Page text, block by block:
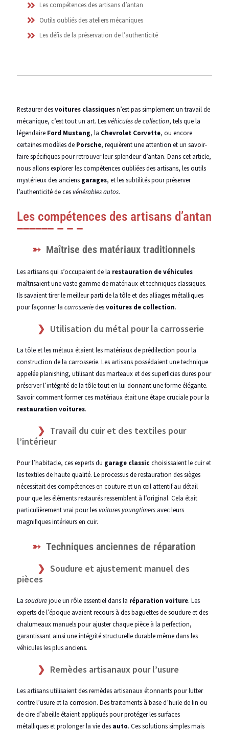
Les compétences des artisans d’antan
Outils oubliés des ateliers mécaniques
Les défis de la préservation de l’authenticité
Restaurer desvoitures classiquesn’est pas simplement un travail de
mécanique, c’est tout un art. Lesvéhicules de collection, tels que la
légendaire Ford Mustang, la Chevrolet Corvette, ou encore
certaines modèles de Porsche, requièrent une attention et un savoir-
faire spécifiques pour retrouver leur splendeur d’antan. Dans cet article,
nous allons explorer les compétences oubliées des artisans, les outils
mystérieux des anciens garages, et les subtilités pour préserver
l’authenticité de cesvénérables autos.
Les compétences des artisans d’antan
Maîtrise des matériaux traditionnels
Les artisans qui s’occupaient de la restauration de véhicules
maîtrisaient une vaste gamme de matériaux et techniques classiques.
Ils savaient tirer le meilleur parti de la tôle et des alliages métalliques
pour façonner la carrosseriedesvoitures de collection.
Utilisation du métal pour la carrosserie
La tôle et les métaux étaient les matériaux de prédilection pour la
construction de la carrosserie. Les artisans possédaient une technique
appelée planishing, utilisant des marteaux et des superficies dures pour
préserver l’intégrité de la tôle tout en lui donnant une forme élégante.
Savoir comment former ces matériaux était une étape cruciale pour la
restauration voitures.
Travail du cuir et des textiles pour
l’intérieur
Pour l’habitacle, ces experts du garage classic choisissaient le cuir et
les textiles de haute qualité. Le processus de restauration des sièges
nécessitait des compétences en couture et un œil attentif au détail
pour que les éléments restaurés ressemblent à l’original. Cela était
particulièrement vrai pour lesvoitures youngtimersavec leurs
magnifiques intérieurs en cuir.
Techniques anciennes de réparation
Soudure et ajustement manuel des
pièces
La soudurejoue un rôle essentiel dans la réparation voiture. Les
experts de l’époque avaient recours à des baguettes de soudure et des
chalumeaux manuels pour ajuster chaque pièce à la perfection,
garantissant ainsi une intégrité structurelle durable même dans les
véhicules les plus anciens.
Remèdes artisanaux pour l’usure
Les artisans utilisaient des remèdes artisanaux étonnants pour lutter
contre l’usure et la corrosion. Des traitements à base d’huile de lin ou
de cire d’abeille étaient appliqués pour protéger les surfaces
métalliques et prolonger la vie des auto. Ces solutions simples mais